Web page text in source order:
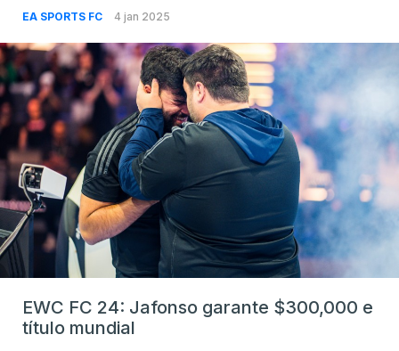
EA SPORTS FC 4 jan 2025
EWC FC 24: Jafonso garante $300,000 e
título mundial